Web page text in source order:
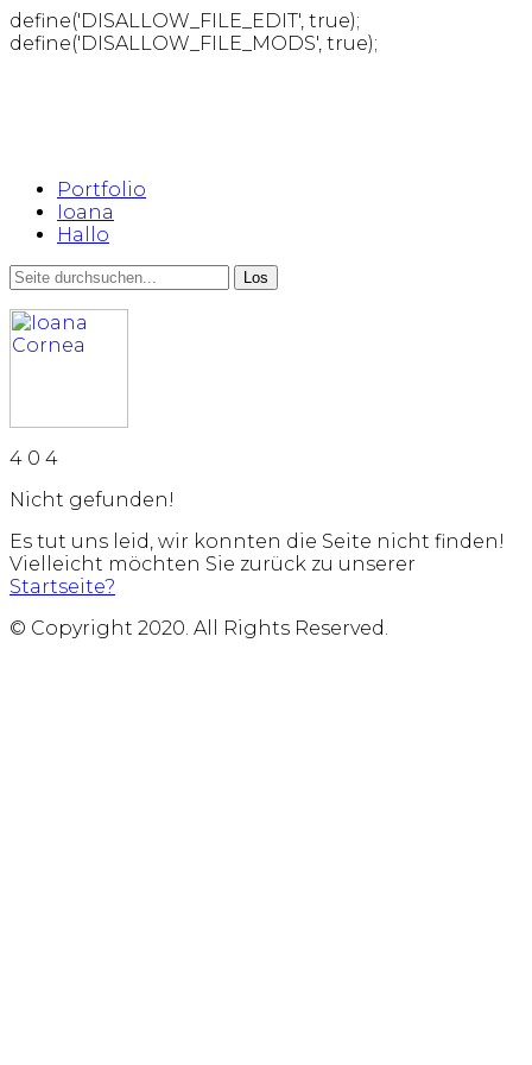
define('DISALLOW_FILE_EDIT', true);
define('DISALLOW_FILE_MODS', true);
Portfolio
Ioana
Hallo
4 0 4
Nicht gefunden!
Es tut uns leid, wir konnten die Seite nicht finden!
Vielleicht möchten Sie zurück zu unserer
Startseite?
© Copyright 2020. All Rights Reserved.